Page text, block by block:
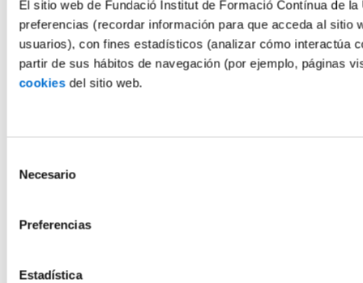
El sitio web de Fundació Institut de Formació Contínua de
preferencias (recordar información para que acceda al
usuarios), con fines estadísticos (analizar cómo interactúa
partir de sus hábitos de navegación (por ejemplo, páginas
cookiesdel sitio web.
Necesario
Preferencias
Estadística